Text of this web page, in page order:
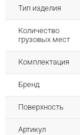
Тип изделия
Количество
грузовых мест
Комплектация
Бренд
Поверхность
Артикул